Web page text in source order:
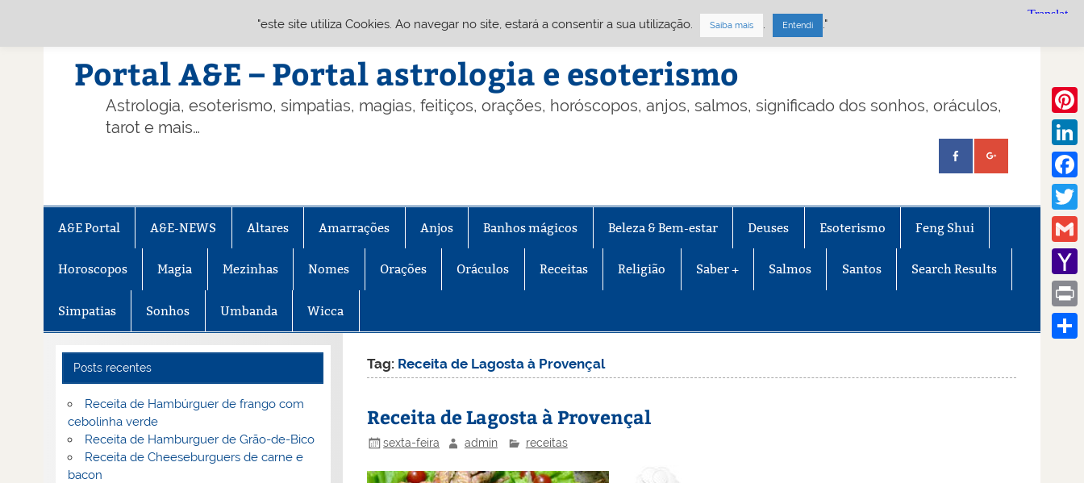
Portal A&E – Portal astrologia e esoterismo
Astrologia, esoterismo, simpatias, magias, feitiços, orações, horóscopos, anjos, salmos, significado dos sonhos, oráculos,
tarot e mais…
A&E Portal A&E-NEWS Altares Amarrações Anjos Banhos mágicos Beleza & Bem-estar Deuses Esoterismo Feng Shui
Horoscopos Magia Mezinhas Nomes Orações Oráculos Receitas Religião Saber + Salmos Santos Search Results
Simpatias Sonhos Umbanda Wicca
Tag: Receita de Lagosta à Provençal
Receita de Lagosta à Provençal
sexta-feira admin receitas
Posts recentes
Receita de Hambúrguer de frango com
cebolinha verde
Receita de Hamburguer de Grão-de-Bico
Receita de Cheeseburguers de carne e
bacon
Gmail
Mail
Print
"este site utiliza Cookies. Ao navegar no site, estará a consentir a sua utilização. Saiba mais . Entendi ."